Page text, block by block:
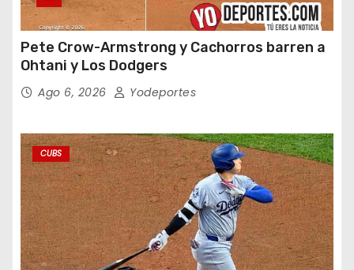
Pete Crow-Armstrong y Cachorros barren a
Ohtani y Los Dodgers
Ago 6, 2026 Yodeportes
CUBS